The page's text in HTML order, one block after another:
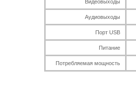
Видеовыходы
Аудиовыходы
Порт USB
Питание
Потребляемая мощность